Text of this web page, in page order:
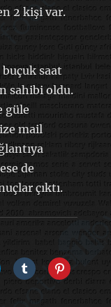
2 kişi var.
saat
sahibi oldu.
güle
mail
de
çıktı.